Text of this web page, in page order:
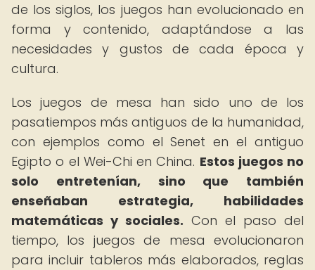
de los siglos, los juegos han evolucionado en
forma y contenido, adaptándose a las
necesidades y gustos de cada época y
cultura.
Los juegos de mesa han sido uno de los
pasatiempos más antiguos de la humanidad,
con ejemplos como el Senet en el antiguo
Egipto o el Wei-Chi en China. Estos juegos no
solo entretenían, sino que también
enseñaban estrategia, habilidades
matemáticas y sociales. Con el paso del
tiempo, los juegos de mesa evolucionaron
para incluir tableros más elaborados, reglas